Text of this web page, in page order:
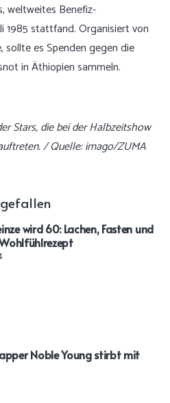
weltweites Benefiz-
1985 stattfand. Organisiert von
es Spenden gegen die
in Äthiopien sammeln.
Stars, die bei der Halbzeitshow
/ Quelle: imago/ZUMA
wird 60: Lachen, Fasten und
Noble Young stirbt mit